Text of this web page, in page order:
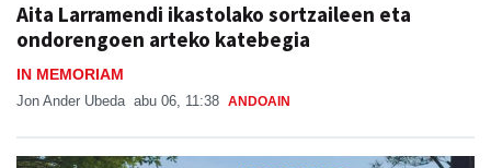
Aita Larramendi ikastolako sortzaileen eta
ondorengoen arteko katebegia
IN MEMORIAM
Jon Ander Ubeda abu 06, 11:38 ANDOAIN